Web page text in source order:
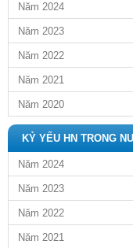
Năm 2024
Năm 2023
Năm 2022
Năm 2021
Năm 2020
KỶ YẾU HN TRONG
Năm 2024
Năm 2023
Năm 2022
Năm 2021